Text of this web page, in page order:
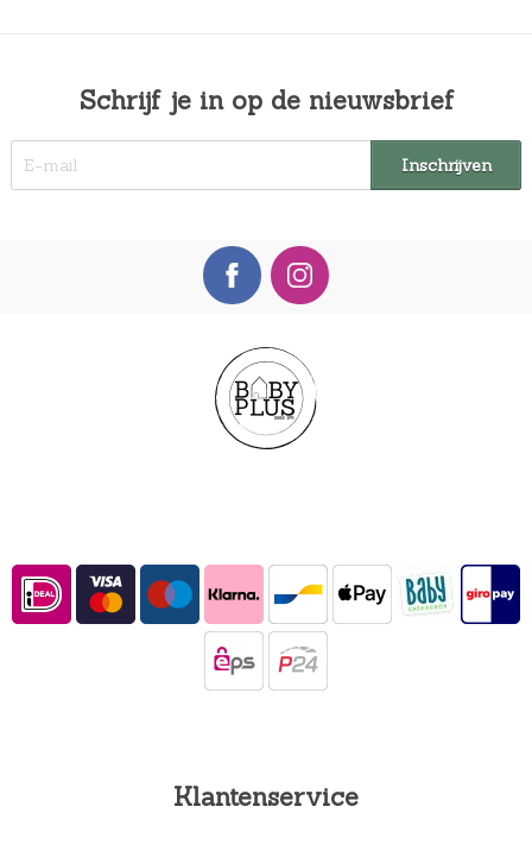
Schrijf je in op de nieuwsbrief
Klantenservice